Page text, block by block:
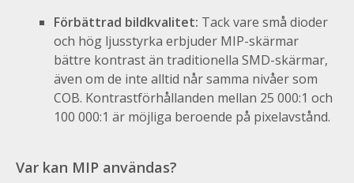
Förbättrad bildkvalitet: Tack vare små dioder
och hög ljusstyrka erbjuder MIP-skärmar
bättre kontrast än traditionella SMD-skärmar,
även om de inte alltid når samma nivåer som
COB. Kontrastförhållanden mellan 25 000:1 och
100 000:1 är möjliga beroende på pixelavstånd.
Var kan MIP användas?